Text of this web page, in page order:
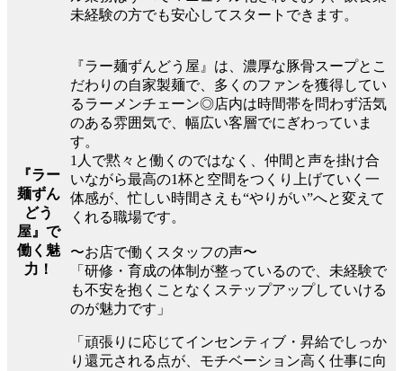
未経験の方でも安心してスタートできます。
『ラー
麺ずん
どう
屋』で
働く魅
力！
『ラー麺ずんどう屋』は、濃厚な豚骨スープとこ
だわりの自家製麺で、多くのファンを獲得してい
るラーメンチェーン◎店内は時間帯を問わず活気
のある雰囲気で、幅広い客層でにぎわっていま
す。
1人で黙々と働くのではなく、仲間と声を掛け合
いながら最高の1杯と空間をつくり上げていく一
体感が、忙しい時間さえも“やりがい”へと変えて
くれる職場です。
〜お店で働くスタッフの声〜
「研修・育成の体制が整っているので、未経験で
も不安を抱くことなくステップアップしていける
のが魅力です」
「頑張りに応じてインセンティブ・昇給でしっか
り還元される点が、モチベーション高く仕事に向